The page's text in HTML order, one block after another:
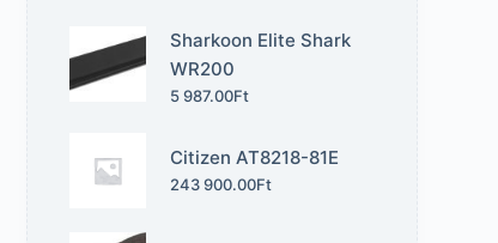
Sharkoon Elite Shark
WR200
5 987.00Ft
Citizen AT8218-81E
243 900.00Ft